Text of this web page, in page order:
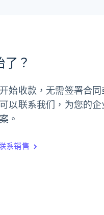
了？
始收款，无需签署合同
以联系我们，为您的企
。
系销售